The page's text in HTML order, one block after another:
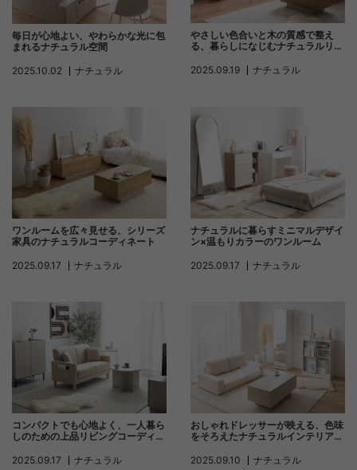
毎日が心地よい、やわらかな光に包
まれるナチュラル空間
2025.10.02
ナチュラル
やさしい色合いと木の質感で整え
る、暮らしになじむナチュラルリビ
ングインテリア
2025.09.19
ナチュラル
ワンルームを広々見せる、シリーズ
家具のナチュラルコーディネート
2025.09.17
ナチュラル
ナチュラルに暮らすミニマルデザイ
ン×温もりカラーのワンルーム
2025.09.17
ナチュラル
コンパクトでも心地よく、一人暮ら
しのための上品リビングコーディネ
2025.09.17
ナチュラル
おしゃれドレッサーが映える、色味
をそろえたナチュラルインテリアコ
2025.09.10
ナチュラル